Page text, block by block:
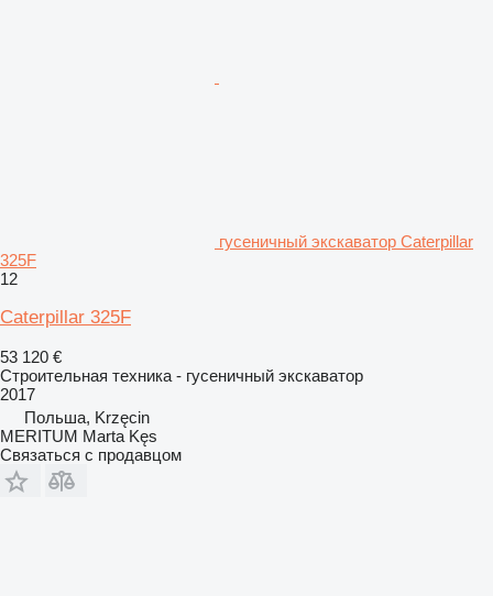
гусеничный экскаватор Caterpillar
325F
12
Caterpillar 325F
53 120 €
Строительная техника - гусеничный экскаватор
2017
Польша, Krzęcin
MERITUM Marta Kęs
Связаться с продавцом